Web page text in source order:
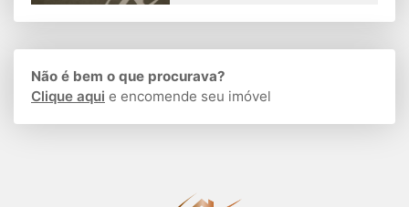
Não é bem o que procurava?
Clique aqui e encomende seu imóvel